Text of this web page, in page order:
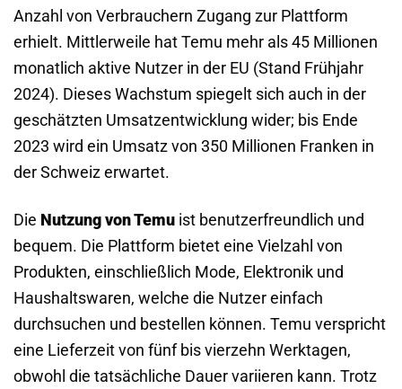
Anzahl von Verbrauchern Zugang zur Plattform
erhielt. Mittlerweile hat Temu mehr als 45 Millionen
monatlich aktive Nutzer in der EU (Stand Frühjahr
2024). Dieses Wachstum spiegelt sich auch in der
geschätzten Umsatzentwicklung wider; bis Ende
2023 wird ein Umsatz von 350 Millionen Franken in
der Schweiz erwartet.
Die Nutzung von Temu ist benutzerfreundlich und
bequem. Die Plattform bietet eine Vielzahl von
Produkten, einschließlich Mode, Elektronik und
Haushaltswaren, welche die Nutzer einfach
durchsuchen und bestellen können. Temu verspricht
eine Lieferzeit von fünf bis vierzehn Werktagen,
obwohl die tatsächliche Dauer variieren kann. Trotz